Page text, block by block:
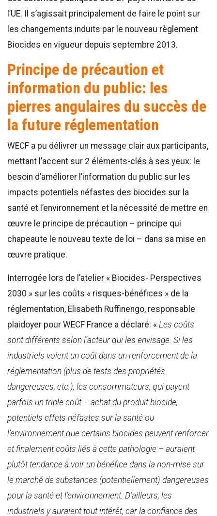
l’UE. Il s’agissait principalement de faire le point sur
les changements induits par le nouveau règlement
Biocides en vigueur depuis septembre 2013.
Principe de précaution et
information du public: les
pierres angulaires du succès de
la future réglementation
WECF a pu délivrer un message clair aux participants,
mettant l’accent sur 2 éléments-clés à ses yeux: le
besoin d’améliorer l’information du public sur les
impacts potentiels néfastes des biocides sur la
santé et l’environnement et la nécessité de mettre en
œuvre le principe de précaution – principe qui
chapeaute le nouveau texte de loi – dans sa mise en
œuvre pratique.
Interrogée lors de l’atelier « Biocides- Perspectives
2030 » sur les coûts « risques-bénéfices » de la
réglementation, Elisabeth Ruffinengo, responsable
plaidoyer pour WECF France a déclaré: « Les coûts
sont différents selon l’acteur qui les envisage. Si les
industriels voient un coût dans un renforcement de la
réglementation (plus de tests des propriétés
dangereuses, etc.), les consommateurs, qui payent
parfois un triple coût – achat du produit biocide,
potentiels effets néfastes sur la santé ou
l’environnement que certains biocides peuvent renforcer
et finalement coûts liés à cette pathologie – auraient
plutôt tendance à voir un bénéfice dans la non-mise sur
le marché de substances (potentiellement) dangereuses
pour la santé et l’environnement. D’ailleurs, les
industriels y auraient tout intérêt, car la confiance des